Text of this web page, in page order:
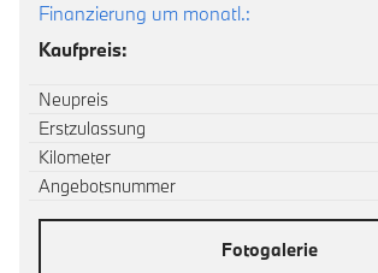
Finanzierung um monatl.:
Kaufpreis:
Neupreis
Erstzulassung
Kilometer
Angebotsnummer
Fotogalerie